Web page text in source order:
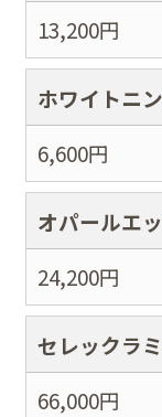
13,200円
ホワイトニ
6,600円
オパールエ
24,200円
セレックラ
66,000円